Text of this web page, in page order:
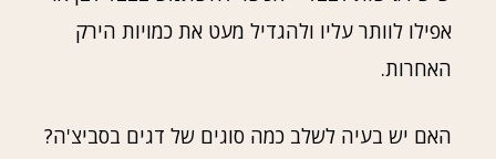
אפילו לוותר עליו ולהגדיל מעט את כמויות הירק
האחרות.
האם יש בעיה לשלב כמה סוגים של דגים בסביצ'ה?